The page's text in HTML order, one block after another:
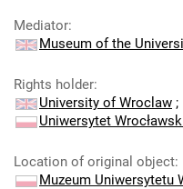
Mediator:
Museum of the
Rights holder:
University of Wroclaw ;
Uniwersytet
Location of original object:
Muzeum Uniwersytetu